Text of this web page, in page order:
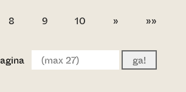
8 9 10 » »»
ga!